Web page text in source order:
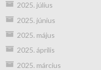
2025. július
2025. június
2025. május
2025. április
2025. március